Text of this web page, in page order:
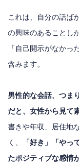
これは、自分の話ば
の興味のあることし
「自己開示がなかっ
含みます。
男性的な会話、つま
だと、女性から見て
書きや年収、居住地
く、
「好き」「やっ
たポジティブな感情